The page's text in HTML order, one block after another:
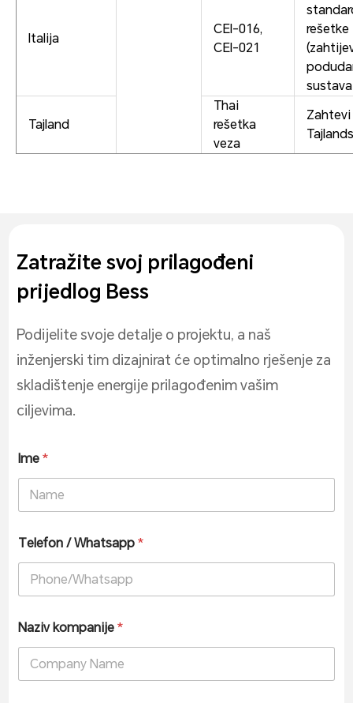
Italija
CEI-016,
CEI-021
rešetke
Tajland
Thai
rešetka
veza
Zahtevi
Zatražite svoj prilagođeni
prijedlog Bess
Podijelite svoje detalje o projektu, a naš
inženjerski tim dizajnirat će optimalno rješenje za
skladištenje energije prilagođenim vašim
ciljevima.
Ime*
Telefon / Whatsapp*
Naziv kompanije*